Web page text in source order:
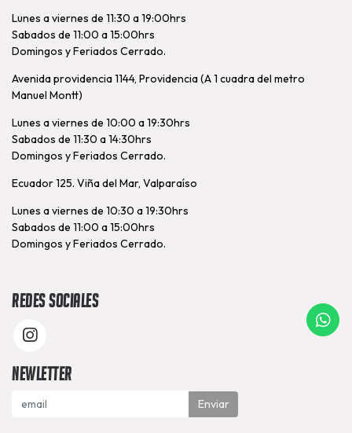
Lunes a viernes de 11:30 a 19:00hrs
Sabados de 11:00 a 15:00hrs
Domingos y Feriados Cerrado.
Avenida providencia 1144, Providencia (A 1 cuadra del metro
Manuel Montt)
Lunes a viernes de 10:00 a 19:30hrs
Sabados de 11:30 a 14:30hrs
Domingos y Feriados Cerrado.
Ecuador 125. Viña del Mar, Valparaíso
Lunes a viernes de 10:30 a 19:30hrs
Sabados de 11:00 a 15:00hrs
Domingos y Feriados Cerrado.
Redes Sociales
Newletter
Enviar